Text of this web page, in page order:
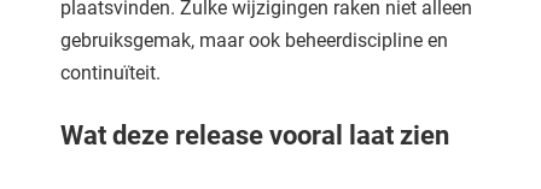
plaatsvinden. Zulke wijzigingen raken niet alleen
gebruiksgemak, maar ook beheerdiscipline en
continuïteit.
Wat deze release vooral laat zien